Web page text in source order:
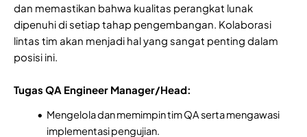
dan memastikan bahwa kualitas perangkat lunak
dipenuhi di setiap tahap pengembangan. Kolaborasi
lintas tim akan menjadi hal yang sangat penting dalam
posisi ini.
Tugas QA Engineer Manager/Head:
Mengelola dan memimpin tim QA serta mengawasi
implementasi pengujian.